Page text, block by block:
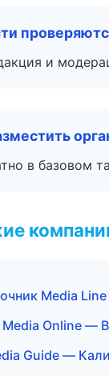
и
в базовом
Media
Media Online —
Guide —